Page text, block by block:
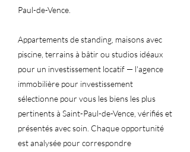
Paul-de-Vence.
Appartements de standing, maisons avec
piscine, terrains à bâtir ou studios idéaux
pour un investissement locatif — l'agence
immobilière pour investissement
sélectionne pour vous les biens les plus
pertinents à Saint-Paul-de-Vence, vérifiés et
présentés avec soin. Chaque opportunité
est analysée pour correspondre